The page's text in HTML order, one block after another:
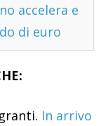
accelera e
di euro
In arrivo